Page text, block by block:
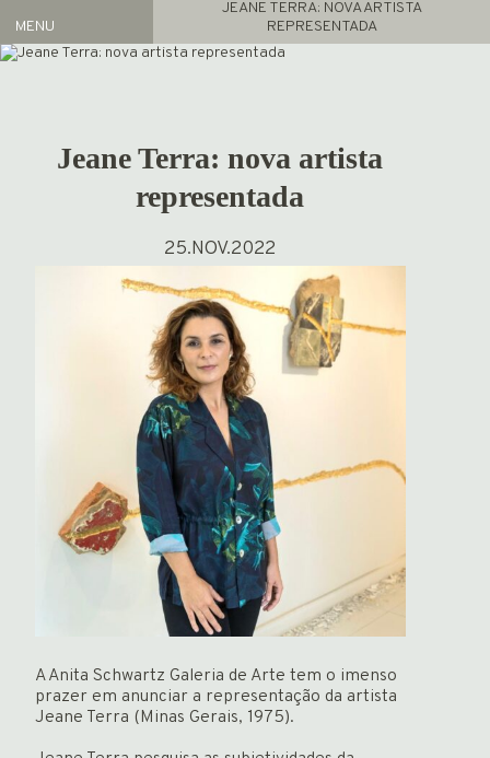
MENU
Newsletter
Jeane Terra: nova artista
representada
JEANE TERRA: NOVA ARTISTA
REPRESENTADA
25.NOV.2022
A Anita Schwartz Galeria de Arte tem o imenso
prazer em anunciar a representação da artista
Jeane Terra (Minas Gerais, 1975).